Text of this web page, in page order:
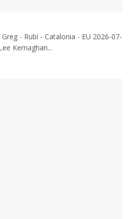
- Rubí - Catalonia - EU 2026-07-
Kernaghan...